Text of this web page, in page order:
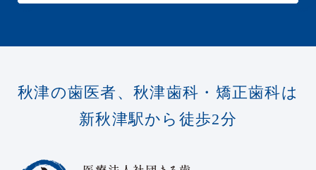
秋津の歯医者、秋津歯科・矯正歯科は
新秋津駅から徒歩2分